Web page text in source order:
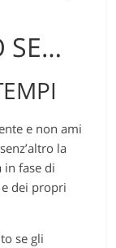
SE…
e non ami
la
in fase di
dei propri
se gli